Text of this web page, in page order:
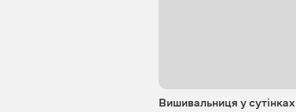
Вишивальниця у сутінках